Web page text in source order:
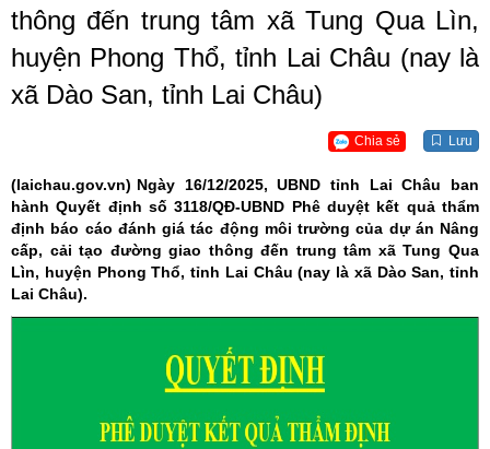
thông đến trung tâm xã Tung Qua Lìn,
huyện Phong Thổ, tỉnh Lai Châu (nay là
xã Dào San, tỉnh Lai Châu)
Chia sẻ Lưu
(laichau.gov.vn) Ngày 16/12/2025, UBND tỉnh Lai Châu ban
hành Quyết định số 3118/QĐ-UBND Phê duyệt kết quả thẩm
định báo cáo đánh giá tác động môi trường của dự án Nâng
cấp, cải tạo đường giao thông đến trung tâm xã Tung Qua
Lìn, huyện Phong Thổ, tỉnh Lai Châu (nay là xã Dào San, tỉnh
Lai Châu).